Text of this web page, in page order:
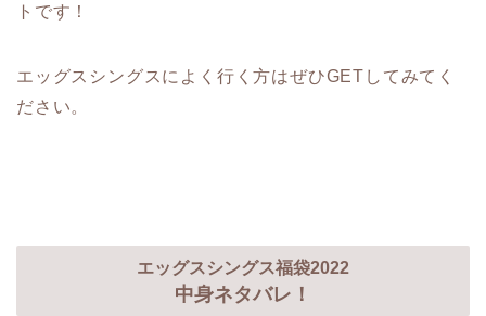
トです！
エッグスシングスによく行く方はぜひGETしてみてく
ださい。
エッグスシングス福袋2022
中身ネタバレ！